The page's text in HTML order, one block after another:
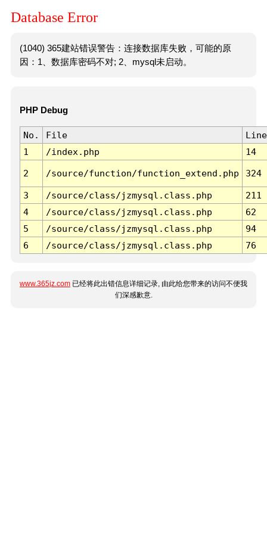
Database Error
(1040) 365建站错误警告：连接数据库失败，可能的原
因：1、数据库密码不对; 2、mysql未启动。
PHP Debug
No. File
Line
1
/index.php 14
2 /source/function/function_extend.php 324
3 /source/class/jzmysql.class.php
211
4
/source/class/jzmysql.class.php
62
5
/source/class/jzmysql.class.php
94
6
/source/class/jzmysql.class.php 76
www.365jz.com 已经将此出错信息详细记录, 由此给您带来的访问不便我
们深感歉意.